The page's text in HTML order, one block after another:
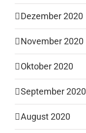
Dezember 2020
November 2020
Oktober 2020
September 2020
August 2020